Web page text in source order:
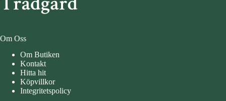
Om Oss
Om Butiken
Kontakt
Hitta hit
Köpvillkor
Integritetspolicy